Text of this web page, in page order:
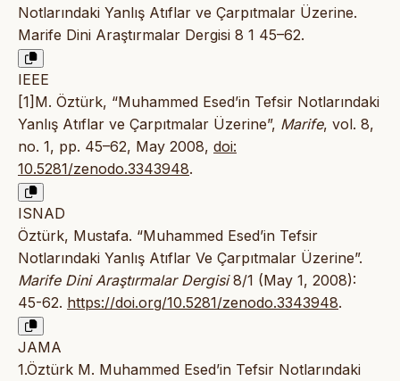
Notlarındaki Yanlış Atıflar ve Çarpıtmalar Üzerine.
Marife Dini Araştırmalar Dergisi 8 1 45–62.
IEEE
[1]M. Öztürk, “Muhammed Esed’in Tefsir Notlarındaki
Yanlış Atıflar ve Çarpıtmalar Üzerine”, Marife, vol. 8,
no. 1, pp. 45–62, May 2008, doi:
10.5281/zenodo.3343948.
ISNAD
Öztürk, Mustafa. “Muhammed Esed’in Tefsir
Notlarındaki Yanlış Atıflar Ve Çarpıtmalar Üzerine”.
Marife Dini Araştırmalar Dergisi8/1 (May 1, 2008):
45-62. https://doi.org/10.5281/zenodo.3343948.
JAMA
1.Öztürk M. Muhammed Esed’in Tefsir Notlarındaki